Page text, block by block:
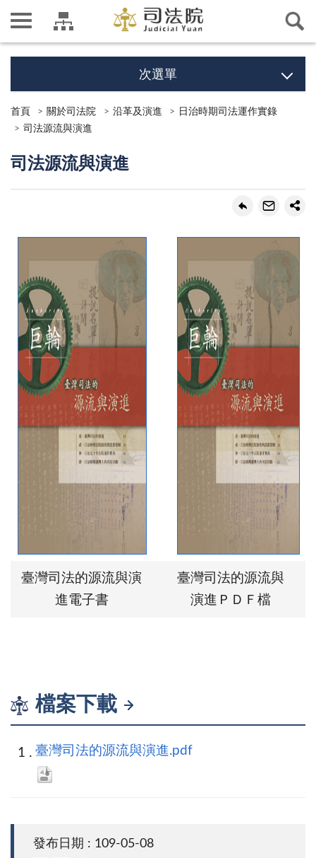
次選單
首頁 關於司法院 沿革及演進
日治時期司法運作實錄
司法源流與演進
司法源流與演進
臺灣司法的源流與演
進電子書
臺灣司法的源流與
演進ＰＤＦ檔
檔案下載
臺灣司法的源流與演進.pdf
發布日期 : 109-05-08